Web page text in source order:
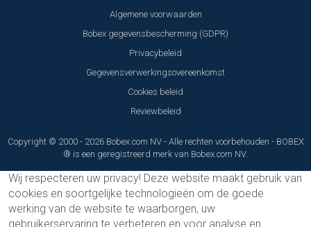
Algemene voorwaarden
Bobex gegevensbescherming (GDPR)
Privacybeleid
Gegevensverwerkingsovereenkomst
Cookies beleid
Reviewbeleid
Copyright © 2000 - 2026 Bobex.com NV - Alle rechten voorbehouden - BOBEX
® is een geregistreerd merk van Bobex.com NV.
Wij respecteren uw privacy! Deze website maakt gebruik van
cookies en soortgelijke technologieën om de goede
werking van de website te waarborgen, uw
gebruikerservaring te verbeteren en voor analyse en